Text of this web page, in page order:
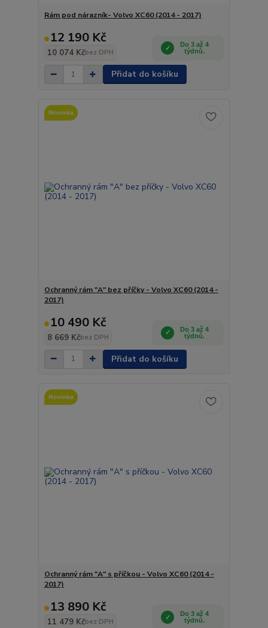
Rám pod nárazník- Volvo XC60 (2014 - 2017)
12 190 Kč
10 074 Kčbez DPH
Do 3 až 4
týdnů.
Přidat do košíku
Novinka
Ochranný rám "A" bez příčky - Volvo XC60 (2014 -
2017)
10 490 Kč
8 669 Kčbez DPH
Do 3 až 4
týdnů.
Přidat do košíku
Novinka
Ochranný rám "A" s příčkou - Volvo XC60 (2014 -
2017)
13 890 Kč
11 479 Kčbez DPH
Do 3 až 4
týdnů.